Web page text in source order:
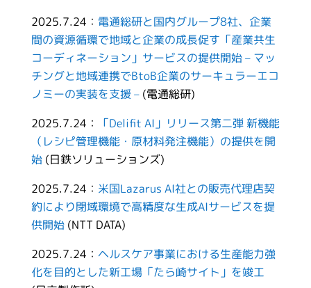
2025.7.24： 電通総研と国内グループ8社、企業
間の資源循環で地域と企業の成長促す「産業共生
コーディネーション」サービスの提供開始 – マッ
チングと地域連携でBtoB企業のサーキュラーエコ
ノミーの実装を支援 –(電通総研)
2025.7.24：
「Delifit AI」リリース第二弾 新機能
（レシピ管理機能・原材料発注機能）の提供を開
始(日鉄ソリューションズ)
2025.7.24： 米国Lazarus AI社との販売代理店契
約により閉域環境で高精度な生成AIサービスを提
供開始(NTT DATA)
2025.7.24： ヘルスケア事業における生産能力強
化を目的とした新工場「たら崎サイト」を竣工